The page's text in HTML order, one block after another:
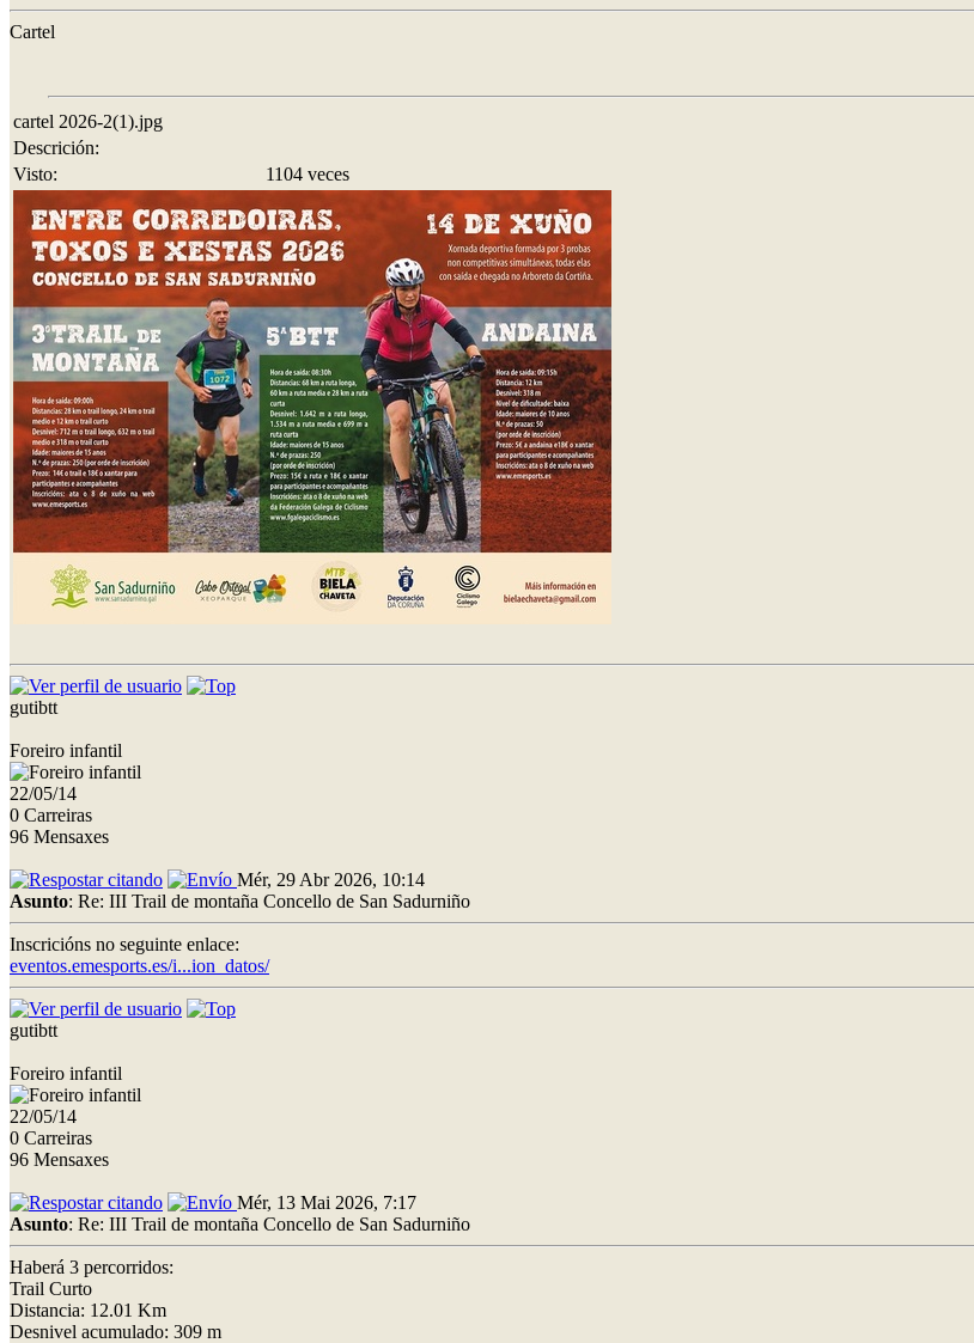
Cartel
cartel 2026-2(1).jpg
Descrición:
Visto:
1104 veces
gutibtt
Foreiro infantil
22/05/14
0 Carreiras
96 Mensaxes
Mér, 29 Abr 2026, 10:14
Asunto: Re: III Trail de montaña Concello de San Sadurniño
Inscricións no seguinte enlace:
eventos.emesports.es/i...ion_datos/
gutibtt
Foreiro infantil
22/05/14
0 Carreiras
96 Mensaxes
Mér, 13 Mai 2026, 7:17
Asunto: Re: III Trail de montaña Concello de San Sadurniño
Haberá 3 percorridos:
Trail Curto
Distancia: 12.01 Km
Desnivel acumulado: 309 m